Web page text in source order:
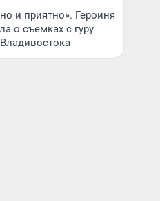
и приятно». Героиня
о съемках с гуру